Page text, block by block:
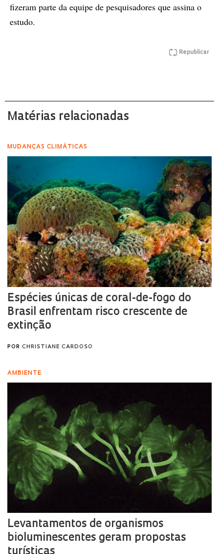
fizeram parte da equipe de pesquisadores que assina o
estudo.
Republicar